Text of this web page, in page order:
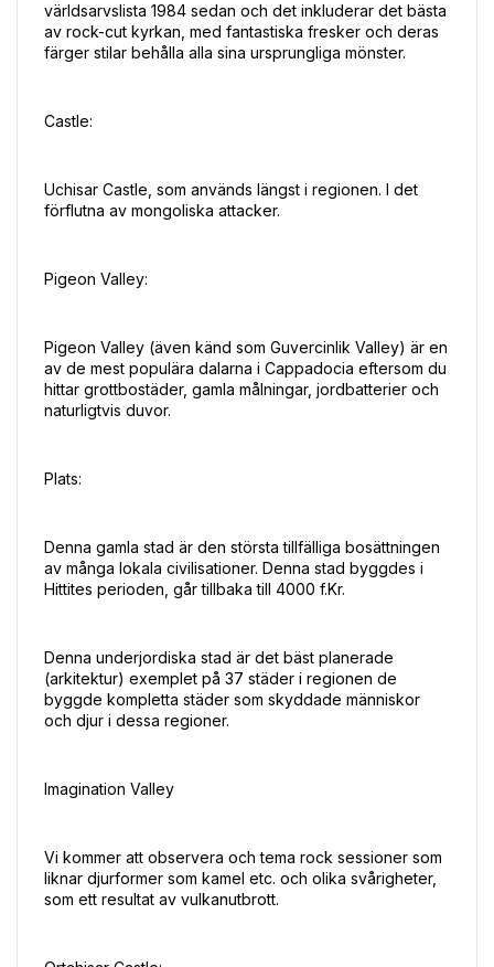
världsarvslista 1984 sedan och det inkluderar det bästa
av rock-cut kyrkan, med fantastiska fresker och deras
färger stilar behålla alla sina ursprungliga mönster.
Castle:
Uchisar Castle, som används längst i regionen. I det
förflutna av mongoliska attacker.
Pigeon Valley:
Pigeon Valley (även känd som Guvercinlik Valley) är en
av de mest populära dalarna i Cappadocia eftersom du
hittar grottbostäder, gamla målningar, jordbatterier och
naturligtvis duvor.
Plats:
Denna gamla stad är den största tillfälliga bosättningen
av många lokala civilisationer. Denna stad byggdes i
Hittites perioden, går tillbaka till 4000 f.Kr.
Denna underjordiska stad är det bäst planerade
(arkitektur) exemplet på 37 städer i regionen de
byggde kompletta städer som skyddade människor
och djur i dessa regioner.
Imagination Valley
Vi kommer att observera och tema rock sessioner som
liknar djurformer som kamel etc. och olika svårigheter,
som ett resultat av vulkanutbrott.